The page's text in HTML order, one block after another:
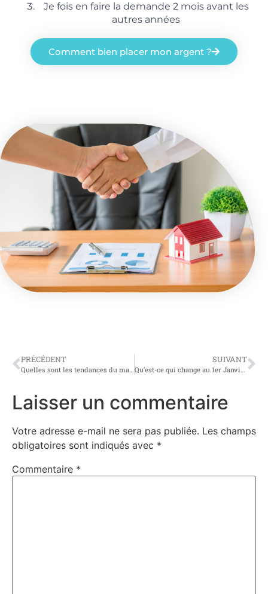
Je fois en faire la demande 2 mois avant les
autres années
Comment bien placer mon argent ?
PRÉCÉDENT
Quelles sont les tendances du marché immobilier en 2022 ?
SUIVANT
Qu’est-ce qui change au 1er Janvier 2022 pour les crédits immobiliers ?
Laisser un commentaire
Votre adresse e-mail ne sera pas publiée. Les champs
obligatoires sont indiqués avec *
Commentaire *